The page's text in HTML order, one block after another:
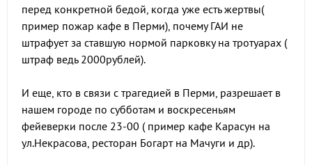
перед конкретной бедой, когда уже есть жертвы(
пример пожар кафе в Перми), почему ГАИ не
штрафует за ставшую нормой парковку на тротуарах (
штраф ведь 2000рублей).
И еще, кто в связи с трагедией в Перми, разрешает в
нашем городе по субботам и воскресеньям
фейеверки после 23-00 ( пример кафе Карасун на
ул.Некрасова, ресторан Богарт на Мачуги и др).